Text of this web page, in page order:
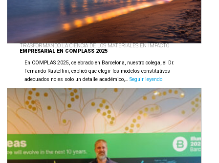
TRASFORMANDO LA CIENCIA DE LOS MATERIALES EN IMPACTO
EMPRESARIAL EN COMPLASS 2025
En COMPLAS 2025, celebrado en Barcelona, nuestro colega, el Dr.
Fernando Rastellini, explicó que elegir los modelos constitutivos
adecuados no es solo un detalle académico,… Seguir leyendoTrasformando
la
ciencia
los
materiales
en
impacto
empresarial